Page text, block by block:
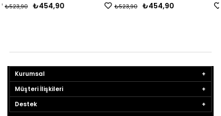
₺454,90
₺523,90 ₺454,90
₺523,90
Kurumsal
Müşteri İlişkileri
Destek